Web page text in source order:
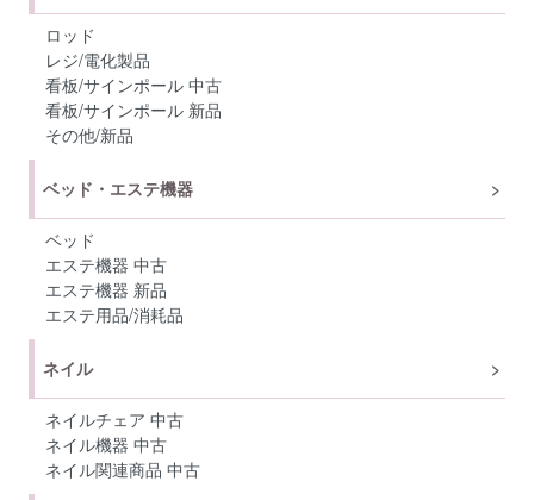
ロッド
レジ/電化製品
看板/サインポール 中古
看板/サインポール 新品
その他/新品
ベッド・エステ機器
ベッド
エステ機器 中古
エステ機器 新品
エステ用品/消耗品
ネイル
ネイルチェア 中古
ネイル機器 中古
ネイル関連商品 中古